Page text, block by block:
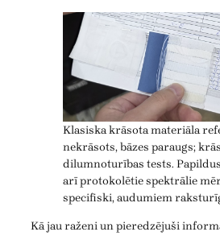
Klasiska krāsota materiāla
nekrāsots, bāzes paraugs;
dilumnoturības tests.
arī protokolētie spektrālie
specifiski, audumiem
Kā jau raženi un pieredzējuši